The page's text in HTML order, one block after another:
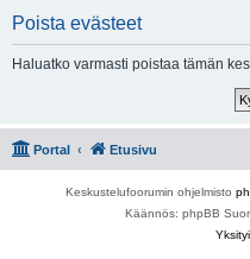
Poista evästeet
Haluatko varmasti poistaa tämän
Portal Etusivu
Keskustelufoorumin ohjelmisto
Käännös: phpBB